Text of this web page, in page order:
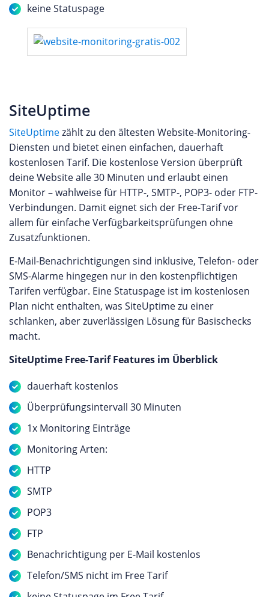
keine Statuspage
SiteUptime
SiteUptimezählt zu den ältesten Website-Monitoring-
Diensten und bietet einen einfachen, dauerhaft
kostenlosen Tarif. Die kostenlose Version überprüft
deine Website alle 30 Minuten und erlaubt einen
Monitor – wahlweise für HTTP-, SMTP-, POP3- oder FTP-
Verbindungen. Damit eignet sich der Free-Tarif vor
allem für einfache Verfügbarkeitsprüfungen ohne
Zusatzfunktionen.
E-Mail-Benachrichtigungen sind inklusive, Telefon- oder
SMS-Alarme hingegen nur in den kostenpflichtigen
Tarifen verfügbar. Eine Statuspage ist im kostenlosen
Plan nicht enthalten, was SiteUptime zu einer
schlanken, aber zuverlässigen Lösung für Basischecks
macht.
SiteUptime Free-Tarif Features im Überblick
dauerhaft kostenlos
Überprüfungsintervall 30 Minuten
1x Monitoring Einträge
Monitoring Arten:
HTTP
SMTP
POP3
FTP
Benachrichtigung per E-Mail kostenlos
Telefon/SMS nicht im Free Tarif